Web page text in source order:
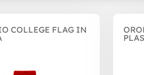
COLLEGE FLAG IN